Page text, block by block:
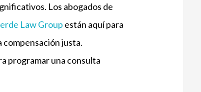
Los abogados de
Law Group están aquí para
justa.
programar una consulta